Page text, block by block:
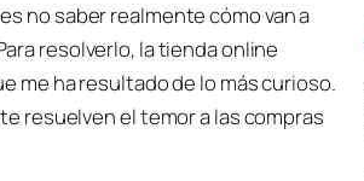
no saber realmente cómo van a
resolverlo, la tienda online
me ha resultado de lo más curioso.
resuelven el temor a las compras